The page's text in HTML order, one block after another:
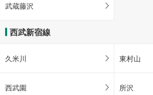
武蔵藤沢
西武新宿線
久米川 東村山
西武園 所沢